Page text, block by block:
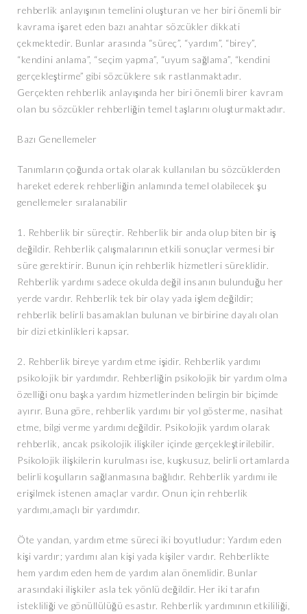
rehberlik anlayışının temelini oluşturan ve her biri önemli bir
kavrama işaret eden bazı anahtar sözcükler dikkati
çekmektedir. Bunlar arasında “süreç”, “yardım”, “birey”,
“kendini anlama”, “seçim yapma”, “uyum sağlama”, “kendini
gerçekleştirme” gibi sözcüklere sık rastlanmaktadır.
Gerçekten rehberlik anlayışında her biri önemli birer kavram
olan bu sözcükler rehberliğin temel taşlarını oluşturmaktadır.
Bazı Genellemeler
Tanımların çoğunda ortak olarak kullanılan bu sözcüklerden
hareket ederek rehberliğin anlamında temel olabilecek şu
genellemeler sıralanabilir
1. Rehberlik bir süreçtir. Rehberlik bir anda olup biten bir iş
değildir. Rehberlik çalışmalarının etkili sonuçlar vermesi bir
süre gerektirir. Bunun için rehberlik hizmetleri süreklidir.
Rehberlik yardımı sadece okulda değil insanın bulunduğu her
yerde vardır. Rehberlik tek bir olay yada işlem değildir;
rehberlik belirli basamaklan bulunan ve birbirine dayalı olan
bir dizi etkinlikleri kapsar.
2. Rehberlik bireye yardım etme işidir. Rehberlik yardımı
psikolojik bir yardımdır. Rehberliğin psikolojik bir yardım olma
özelliği onu başka yardım hizmetlerinden belirgin bir biçimde
ayırır. Buna göre, rehberlik yardımı bir yol gösterme, nasihat
etme, bilgi verme yardımı değildir. Psikolojik yardım olarak
rehberlik, ancak psikolojik ilişkiler içinde gerçekleştirilebilir.
Psikolojik ilişkilerin kurulması ise, kuşkusuz, belirli ortamlarda
belirli koşulların sağlanmasına bağlıdır. Rehberlik yardımı ile
erişilmek istenen amaçlar vardır. Onun için rehberlik
yardımı,amaçlı bir yardımdır.
Öte yandan, yardım etme süreci iki boyutludur: Yardım eden
kişi vardır; yardımı alan kişi yada kişiler vardır. Rehberlikte
hem yardım eden hem de yardım alan önemlidir. Bunlar
arasındaki ilişkiler asla tek yönlü değildir. Her iki tarafın
istekliliği ve gönüllülüğü esastır. Rehberlik yardımının etkililiği,